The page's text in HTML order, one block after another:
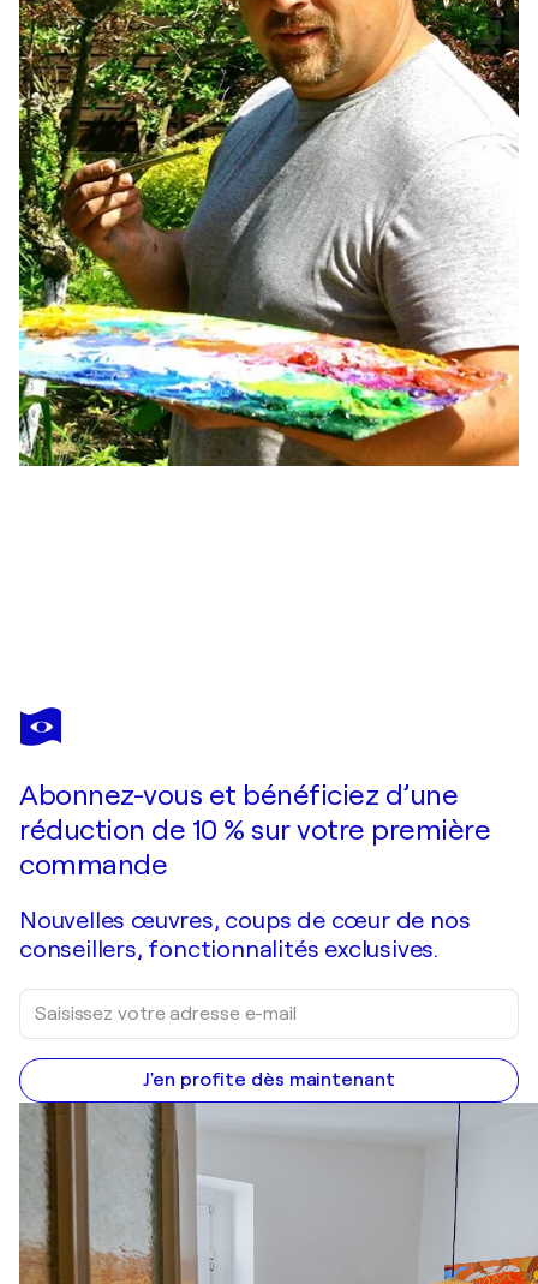
ALEXANDER SHANDOR
Prcanj
Abonnez-vous et bénéficiez d’une
réduction de 10 % sur votre première
commande
Nouvelles œuvres, coups de cœur de nos
conseillers, fonctionnalités exclusives.
J'en profite dès maintenant